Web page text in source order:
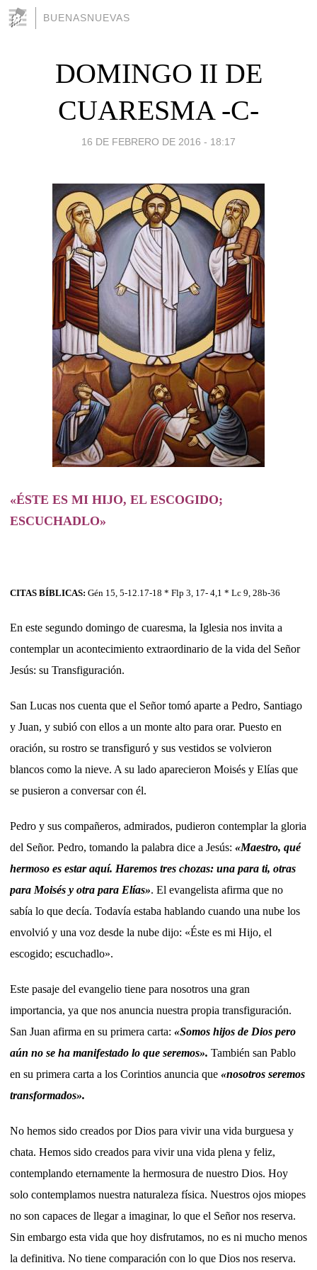
BUENASNUEVAS
DOMINGO II DE
CUARESMA -C-
16 DE FEBRERO DE 2016 - 18:17
«ÉSTE ES MI HIJO, EL ESCOGIDO;
ESCUCHADLO»
CITAS BÍBLICAS: Gén 15, 5-12.17-18 * Flp 3, 17- 4,1 * Lc 9, 28b-36
En este segundo domingo de cuaresma, la Iglesia nos invita a
contemplar un acontecimiento extraordinario de la vida del Señor
Jesús: su Transfiguración.
San Lucas nos cuenta que el Señor tomó aparte a Pedro, Santiago
y Juan, y subió con ellos a un monte alto para orar. Puesto en
oración, su rostro se transfiguró y sus vestidos se volvieron
blancos como la nieve. A su lado aparecieron Moisés y Elías que
se pusieron a conversar con él.
Pedro y sus compañeros, admirados, pudieron contemplar la gloria
del Señor. Pedro, tomando la palabra dice a Jesús: «Maestro, qué
hermoso es estar aquí. Haremos tres chozas: una para ti, otras
para Moisés y otra para Elías». El evangelista afirma que no
sabía lo que decía. Todavía estaba hablando cuando una nube los
envolvió y una voz desde la nube dijo: «Éste es mi Hijo, el
escogido; escuchadlo».
Este pasaje del evangelio tiene para nosotros una gran
importancia, ya que nos anuncia nuestra propia transfiguración.
San Juan afirma en su primera carta: «Somos hijos de Dios pero
aún no se ha manifestado lo que seremos». También san Pablo
en su primera carta a los Corintios anuncia que «nosotros seremos
transformados».
No hemos sido creados por Dios para vivir una vida burguesa y
chata. Hemos sido creados para vivir una vida plena y feliz,
contemplando eternamente la hermosura de nuestro Dios. Hoy
solo contemplamos nuestra naturaleza física. Nuestros ojos miopes
no son capaces de llegar a imaginar, lo que el Señor nos reserva.
Sin embargo esta vida que hoy disfrutamos, no es ni mucho menos
la definitiva. No tiene comparación con lo que Dios nos reserva.